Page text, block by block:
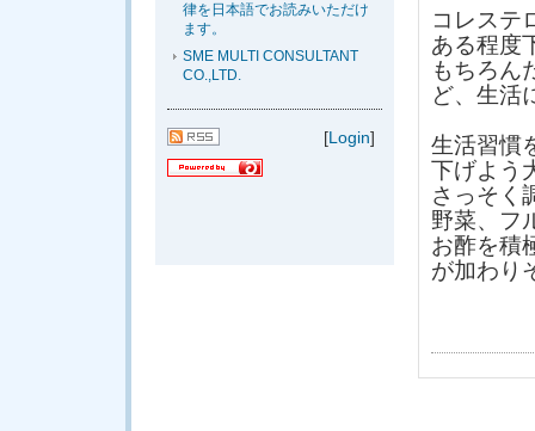
コレステ
ある程度
もちろん
ど、生活
生活習慣
下げよう
さっそく
野菜、フ
お酢を積
が加わり
律を日本語でお読みいただけ
ます。
SME MULTI CONSULTANT
CO.,LTD.
[Login]